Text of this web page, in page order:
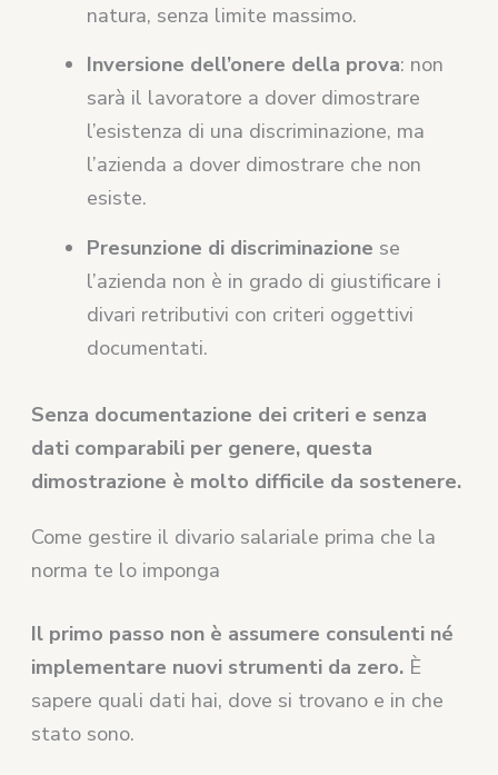
natura, senza limite massimo.
Inversione dell’onere della prova: non
sarà il lavoratore a dover dimostrare
l’esistenza di una discriminazione, ma
l’azienda a dover dimostrare che non
esiste.
Presunzione di discriminazione se
l’azienda non è in grado di giustificare i
divari retributivi con criteri oggettivi
documentati.
Senza documentazione dei criteri e senza
dati comparabili per genere, questa
dimostrazione è molto difficile da sostenere.
Come gestire il divario salariale prima che la
norma te lo imponga
Il primo passo non è assumere consulenti né
implementare nuovi strumenti da zero. È
sapere quali dati hai, dove si trovano e in che
stato sono.